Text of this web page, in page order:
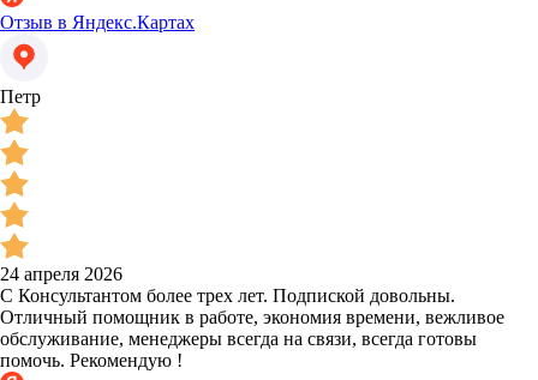
Отзыв в Яндекс.Картах
Петр
24 апреля 2026
С Консультантом более трех лет. Подпиской довольны.
Отличный помощник в работе, экономия времени, вежливое
обслуживание, менеджеры всегда на связи, всегда готовы
помочь. Рекомендую !